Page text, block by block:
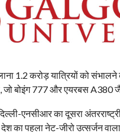
1.2 करोड़ यात्रियों को
जो बोइंग 777 और एयरबस
एनसीआर का दूसरा
का पहला नेट-जीरो उत्सर्जन